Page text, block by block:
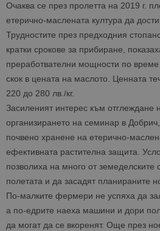
Очаква се през пролетта на 2019 г.
етерично-маслената култура да
Трудностите през предходния
кратки срокове за прибиране,
преработвателни мощности по
скок в цената на маслото. Ценната
220 до 280 лв./кг.
Засиленият интерес към отглеждане
организирането на семинар в
почвено хранене на етерично-
ефективната растителна защита.
позволиха на много от земеделските
полетата и да засадят планираните
По-малките фермери не успяха да
а по-едрите наеха машини и дори
да могат да се вкоренят. Още през